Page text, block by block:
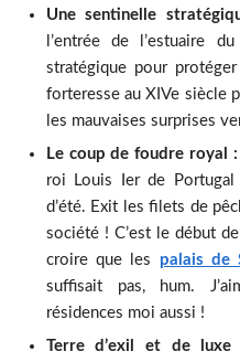
Une sentinelle
l’entrée de l’estuaire
stratégique pour protéger
forteresse au XIVe siècle
les mauvaises surprises
Le coup de foudre royal :
roi Louis Ier de Portugal
d’été. Exit les filets de
société ! C’est le début
croire que les palais de
suffisait pas, hum.
résidences moi aussi !
Terre d’exil et de luxe